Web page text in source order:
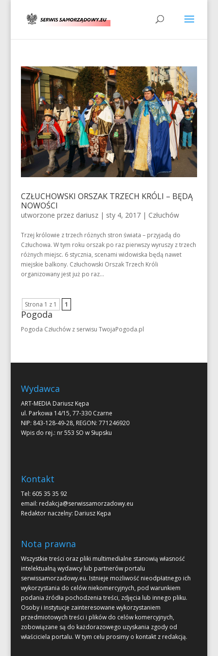
CZŁUCHOWSKI ORSZAK TRZECH KRÓLI – BĘDĄ
NOWOŚCI
utworzone przez dariusz| sty 4, 2017| Człuchów
Trzej królowie z trzech różnych stron świata – przyjadą do
Człuchowa. W tym roku orszak po raz pierwszy wyruszy z trzech
różnych miejsc. 6 stycznia, scenami widowiska będą nawet
miejskie balkony. Człuchowski Orszak Trzech Króli
organizowany jest już po raz...
Strona 1 z 1 1
Pogoda
Pogoda Człuchówz serwisu TwojaPogoda.pl
Wydawca
ART-MEDIA Dariusz Kępa
ul. Parkowa 14/15, 77-330 Czarne
NIP: 843-128-49-28, REGON: 771246920
Wpis do rej.: nr 553 SO w Słupsku
Kontakt
Tel: 605 35 35 92
email: redakcja@serwissamorzadowy.eu
Redaktor naczelny: Dariusz Kępa
Nota prawna
Wszystkie treści oraz pliki multimedialne stanowią własność
intelektualną wydawcy lub partnerów portalu
serwissamorzadowy.eu. Istnieje możliwość nieodpłatnego ich
wykorzystania do celów niekomercyjnych, pod warunkiem
podania źródła pochodzenia treści, zdjęcia lub innego pliku.
Osoby i instytucje zainteresowane wykorzystaniem
przedmiotowych treści i plików do celów komercyjnych,
zobowiązane są do każdorazowego uzyskania zgody od
właściciela portalu. W tym celu prosimy o kontakt z redakcją.